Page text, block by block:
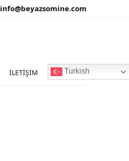
info@beyazsomine.com
İLETIŞIM Turkish